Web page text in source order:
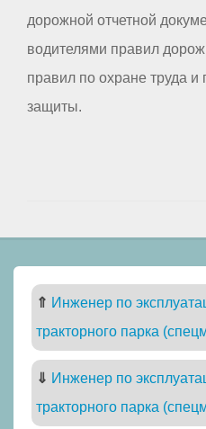
дорожной отчетной
водителями правил
правил по охране труда
защиты.
⇑ Инженер по
тракторного парка
⇓ Инженер по
тракторного парка